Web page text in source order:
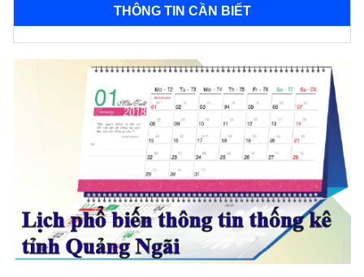
THÔNG TIN CẦN BIẾT